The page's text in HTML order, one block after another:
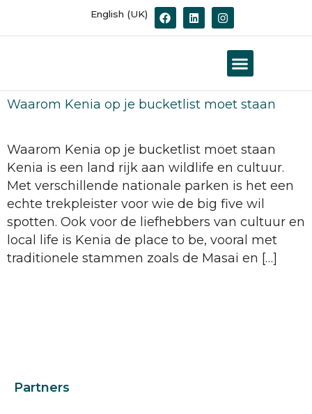
English (UK)
Waarom Kenia op je bucketlist moet staan
Waarom Kenia op je bucketlist moet staan
Kenia is een land rijk aan wildlife en cultuur.
Met verschillende nationale parken is het een
echte trekpleister voor wie de big five wil
spotten. Ook voor de liefhebbers van cultuur en
local life is Kenia de place to be, vooral met
traditionele stammen zoals de Masai en […]
Partners